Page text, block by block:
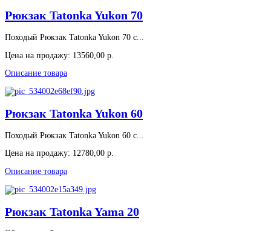
Рюкзак Tatonka Yukon 70
Походый Рюкзак Tatonka Yukon 70 с...
Цена на продажу: 13560,00 р.
Описание товара
Рюкзак Tatonka Yukon 60
Походый Рюкзак Tatonka Yukon 60 с...
Цена на продажу: 12780,00 р.
Описание товара
Рюкзак Tatonka Yama 20